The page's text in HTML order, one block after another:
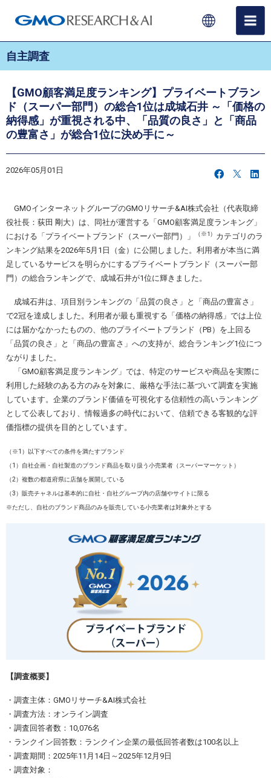
自主調査
【GMO顧客満足度ランキング】プライベートブラン
ド（スーパー部門）の総合1位は成城石井 ～「価格の
納得感」が重視される中、「品質の良さ」と「商品
の豊富さ」が総合1位に決め手に～
2026年05月01日
GMOインターネットグループのGMOリサーチ&AI株式会社（代表取締
役社長：荻田 剛大）は、同社が運営する「GMO顧客満足度ランキング」
における「プライベートブランド（スーパー部門）」
（※1） カテゴリのラ
ンキング結果を2026年5月1日（金）に公開しました。利用者が本当に満
足しているサービスを明らかにするプライベートブランド（スーパー部
門）の総合ランキングで、成城石井が1位に輝きました。
成城石井は、項目別ランキングの「品質の良さ」と「商品の豊富さ」
で2冠を達成しました。利用者が最も重視する「価格の納得感」では上位
には届かなかったものの、他のプライベートブランド（PB）を上回る
「品質の良さ」と「商品の豊富さ」への支持が、総合ランキング1位につ
ながりました。
「GMO顧客満足度ランキング」では、特定のサービスや商品を実際に
利用した経験のある方のみを対象に、厳格な手法に基づいて調査を実施
しています。企業のブランド価値を可視化する信頼性の高いランキング
として公表しており、情報過多の時代において、信頼できる客観的な評
価指標の提供を目的としています。
（※1）以下すべての条件を満たすブランド
（1）自社企画・自社製造のブランド商品を取り扱う小売業者（スーパーマーケット）
（2）複数の都道府県に店舗を展開している
（3）販売チャネルは基本的に自社・自社グループ内の店舗やサイトに限る
※ただし、自社のブランド商品のみを販売している小売業者は対象外とする
【調査概要】
・調査主体：GMOリサーチ&AI株式会社
・調査方法：オンライン調査
・調査回答者数：10,076名
・ランクイン回答数：ランクイン企業の最低回答者数は100名以上
・調査期間：2025年11月14日～2025年12月9日
・調査対象：